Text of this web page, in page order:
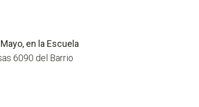
en la Escuela
6090 del Barrio